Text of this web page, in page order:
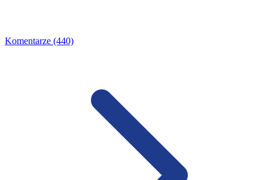
Komentarze (440)